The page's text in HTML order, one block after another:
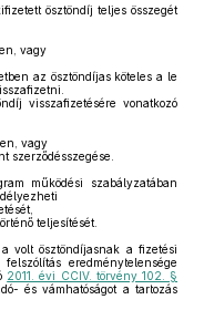
ösztöndíj teljes összegét
vagy
az ösztöndíjas köteles a le
visszafizetésére vonatkozó
vagy
szerződésszegése.
működési szabályzatában
teljesítését.
volt ösztöndíjasnak a fizetési
eredménytelensége
2011. évi CCIV. törvény 102. §
és vámhatóságot a tartozás